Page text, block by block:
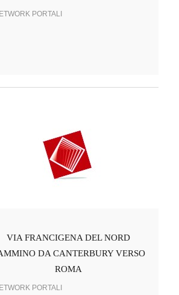
PORTALI
VIA FRANCIGENA DEL NORD
DA CANTERBURY VERSO
ROMA
PORTALI